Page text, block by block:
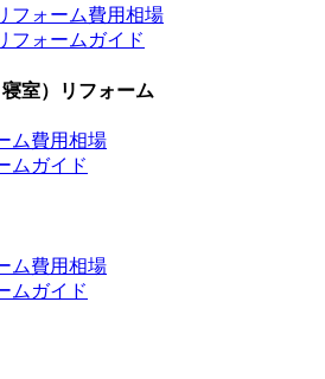
フォーム費用相場
フォームガイド
室）リフォーム
ム費用相場
ムガイド
ム費用相場
ムガイド